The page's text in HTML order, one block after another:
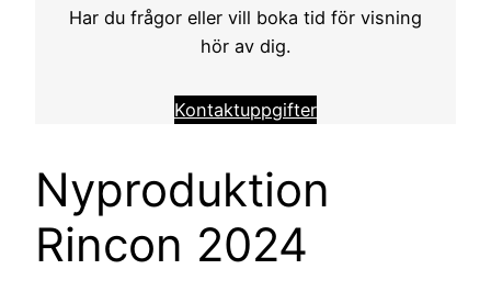
Har du frågor eller vill boka tid för visning
hör av dig.
Kontaktuppgifter
Nyproduktion
Rincon 2024